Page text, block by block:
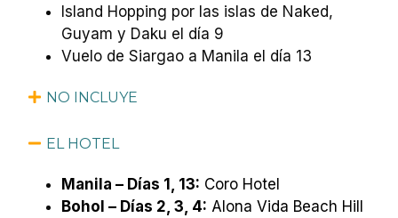
Island Hopping por las islas de Naked,
Guyam y Daku el día 9
Vuelo de Siargao a Manila el día 13
NO INCLUYE
EL HOTEL
Manila – Días 1, 13: Coro Hotel
Bohol – Días 2, 3, 4: Alona Vida Beach Hill